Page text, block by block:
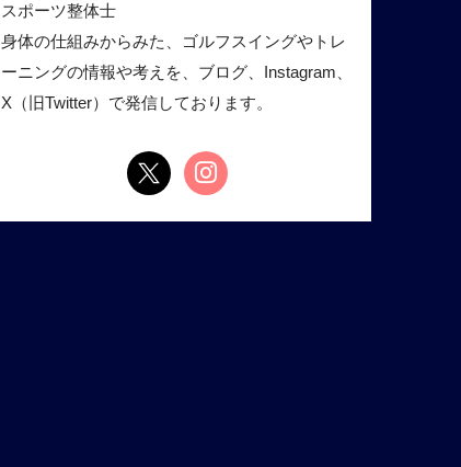
スポーツ整体士
身体の仕組みからみた、ゴルフスイングやトレ
ーニングの情報や考えを、ブログ、Instagram、
X（旧Twitter）で発信しております。